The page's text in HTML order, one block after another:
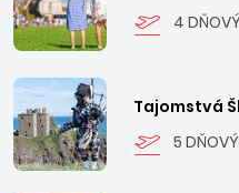
4
Tajomstvá
5